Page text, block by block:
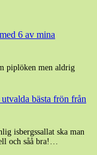
6 av mina
piplöken men aldrig
bästa frön från
isbergssallat ska man
och såå bra!…